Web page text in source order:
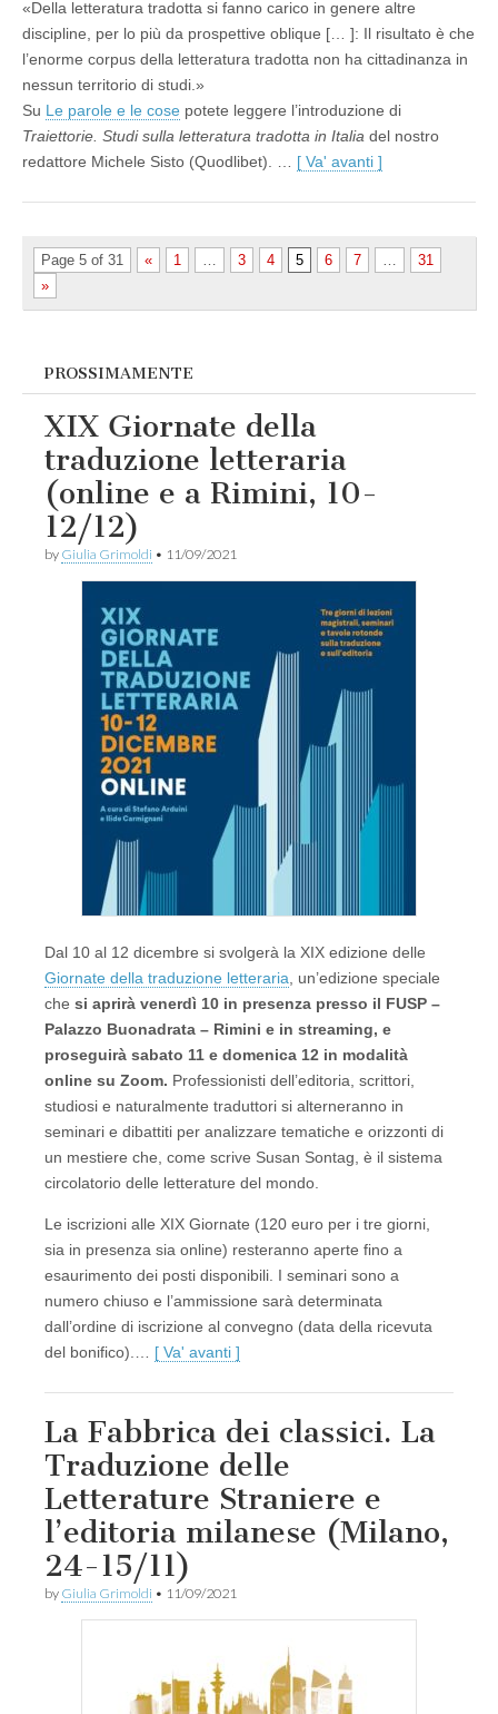
«Della letteratura tradotta si fanno carico in genere altre
discipline, per lo più da prospettive oblique [… ]: Il risultato è che
l’enorme corpus della letteratura tradotta non ha cittadinanza in
nessun territorio di studi.»
Su Le parole e le cose potete leggere l’introduzione di
Traiettorie. Studi sulla letteratura tradotta in Italia del nostro
redattore Michele Sisto (Quodlibet). … [ Va' avanti ]
Page 5 of 31 « 1 … 3 4 5 6 7 …
31
»
PROSSIMAMENTE
XIX Giornate della
traduzione letteraria
(online e a Rimini, 10-
12/12)
by Giulia Grimoldi • 11/09/2021
Dal 10 al 12 dicembre si svolgerà la XIX edizione delle
Giornate della traduzione letteraria , un’edizione speciale
che si aprirà venerdì 10 in presenza presso il FUSP –
Palazzo Buonadrata – Rimini e in streaming, e
proseguirà sabato 11 e domenica 12 in modalità
online su Zoom. Professionisti dell’editoria, scrittori,
studiosi e naturalmente traduttori si alterneranno in
seminari e dibattiti per analizzare tematiche e orizzonti di
un mestiere che, come scrive Susan Sontag, è il sistema
circolatorio delle letterature del mondo.
Le iscrizioni alle XIX Giornate (120 euro per i tre giorni,
sia in presenza sia online) resteranno aperte fino a
esaurimento dei posti disponibili. I seminari sono a
numero chiuso e l’ammissione sarà determinata
dall’ordine di iscrizione al convegno (data della ricevuta
del bonifico).… [ Va' avanti ]
La Fabbrica dei classici. La
Traduzione delle
Letterature Straniere e
l’editoria milanese (Milano,
24-15/11)
by Giulia Grimoldi • 11/09/2021